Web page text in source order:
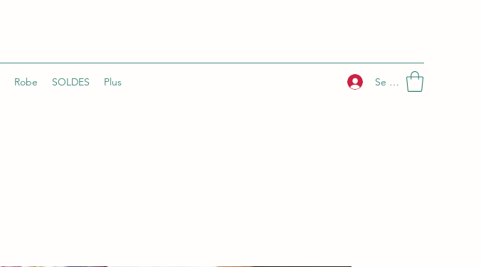
Robe SOLDES Plus Se connecter